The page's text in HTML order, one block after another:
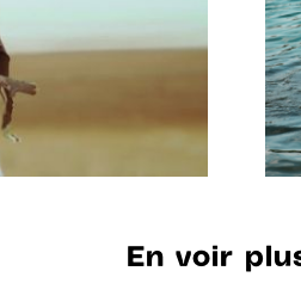
En voir